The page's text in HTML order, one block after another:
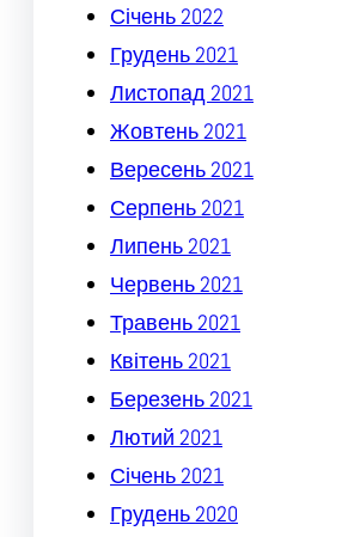
Січень 2022
Грудень 2021
Листопад 2021
Жовтень 2021
Вересень 2021
Серпень 2021
Липень 2021
Червень 2021
Травень 2021
Квітень 2021
Березень 2021
Лютий 2021
Січень 2021
Грудень 2020